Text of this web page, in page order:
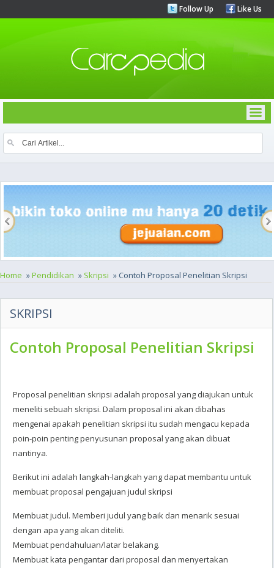
Follow Up Like Us
Home »Pendidikan » Skripsi » Contoh Proposal Penelitian Skripsi
SKRIPSI
Contoh Proposal Penelitian Skripsi
Proposal penelitian skripsi adalah proposal yang diajukan untuk
meneliti sebuah skripsi. Dalam proposal ini akan dibahas
mengenai apakah penelitian skripsi itu sudah mengacu kepada
poin-poin penting penyusunan proposal yang akan dibuat
nantinya.
Berikut ini adalah langkah-langkah yang dapat membantu untuk
membuat proposal pengajuan judul skripsi
Membuat judul. Memberi judul yang baik dan menarik sesuai
dengan apa yang akan diteliti.
Membuat pendahuluan/latar belakang.
Membuat kata pengantar dari proposal dan menyertakan